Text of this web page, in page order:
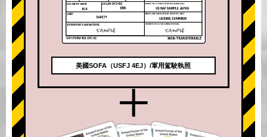
美國SOFA（USFJ 4EJ）/軍用駕駛執照
+